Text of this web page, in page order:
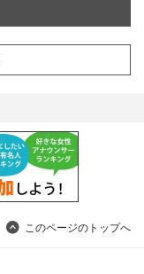
このページのトップへ